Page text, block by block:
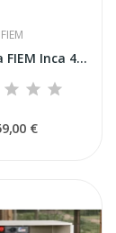
FIEM
Incubadora FIEM Inca 45 Mini LCD
€